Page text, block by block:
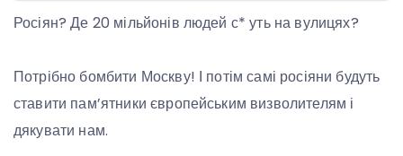
Росіян? Де 20 мільйонів людей с* уть на вулицях?
Потрібно бомбити Москву! І потім самі росіяни будуть
ставити пам’ятники європейським визволителям і
дякувати нам.